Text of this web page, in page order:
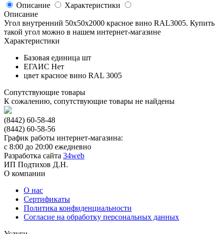
Описание
Характеристики
Описание
Угол внутренний 50х50х2000 красное вино RAL3005. Купить
такой угол можно в нашем интернет-магазине
Характеристики
Базовая единица шт
ЕГАИС Нет
цвет красное вино RAL 3005
Сопутствующие товары
К сожалению, сопутствующие товары не найдены
(8442) 60-58-48
(8442) 60-58-56
График работы интернет-магазина:
с 8:00 до 20:00 ежедневно
Разработка сайта 34web
ИП Подтихов Д.Н.
О компании
О нас
Сертификаты
Политика конфиденциальности
Согласие на обработку персональных данных